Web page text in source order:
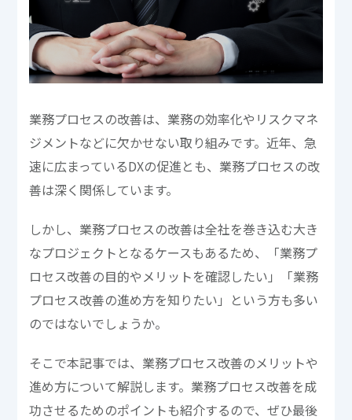
業務プロセスの改善は、業務の効率化やリスクマネ
ジメントなどに欠かせない取り組みです。近年、急
速に広まっているDXの促進とも、業務プロセスの改
善は深く関係しています。
しかし、業務プロセスの改善は全社を巻き込む大き
なプロジェクトとなるケースもあるため、「業務プ
ロセス改善の目的やメリットを確認したい」「業務
プロセス改善の進め方を知りたい」という方も多い
のではないでしょうか。
そこで本記事では、業務プロセス改善のメリットや
進め方について解説します。業務プロセス改善を成
功させるためのポイントも紹介するので、ぜひ最後